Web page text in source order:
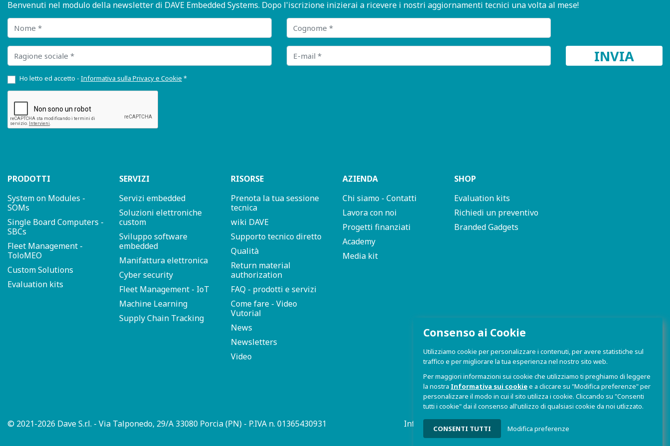
Benvenuti nel modulo della newsletter di DAVE Embedded Systems. Dopo l'iscrizione inizierai a ricevere i nostri aggiornamenti tecnici una volta al mese!
Nome
Cognome
Ragione sociale E-mail
Ho letto ed accetto - Informativa sulla Privacy e Cookie *
PRODOTTI
System on Modules -
SOMs
Single Board Computers -
SBCs
Fleet Management -
ToloMEO
Custom Solutions
Evaluation kits
SERVIZI
Servizi embedded
Soluzioni elettroniche
custom
Sviluppo software
embedded
Manifattura elettronica
Cyber security
Fleet Management - IoT
Machine Learning
Supply Chain Tracking
RISORSE
Prenota la tua sessione
tecnica
wiki DAVE
Supporto tecnico diretto
Qualità
Return material
authorization
FAQ - prodotti e servizi
Come fare - Video
Vutorial
News
Newsletters
Video
AZIENDA
Chi siamo - Contatti
Lavora con noi
Progetti finanziati
Academy
Media kit
SHOP
Evaluation kits
Richiedi un preventivo
Branded Gadgets
© 2021-2026 Dave S.r.l. - Via Talponedo, 29/A 33080 Porcia (PN) - P.IVA n. 01365430931 Informativa sulla Privacy e Cookie Sito Web realizzato da W3design
Consenso ai Cookie
Utilizziamo cookie per personalizzare i contenuti, per avere statistiche sul
traffico e per migliorare la tua esperienza nel nostro sito web.
Per maggiori informazioni sui cookie che utilizziamo ti preghiamo di leggere
la nostra Informativa sui cookiee a cliccare su "Modifica preferenze" per
personalizzare il modo in cui il sito utilizza i cookie. Cliccando su "Consenti
tutti i cookie" dai il consenso all'utilizzo di qualsiasi cookie da noi utlizzato.
CONSENTI TUTTI Modifica preferenze